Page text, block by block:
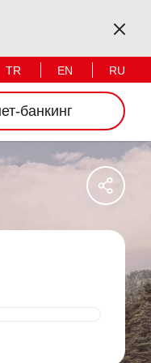
TR EN RU
банкинг